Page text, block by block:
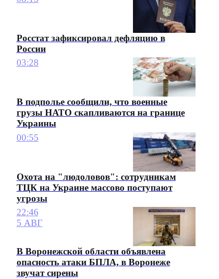
Росстат зафиксировал дефляцию в
России
03:28
В подполье сообщили, что военные
грузы НАТО скапливаются на границе
Украины
00:55
Охота на "людоловов": сотрудникам
ТЦК на Украине массово поступают
угрозы
22:46
5 АВГ
В Воронежской области объявлена
опасность атаки БПЛА, в Воронеже
звучат сирены